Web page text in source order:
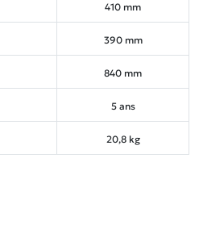
410 mm
390 mm
840 mm
5 ans
20,8 kg